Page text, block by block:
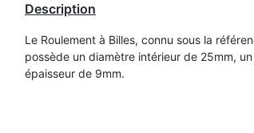
Description
Le Roulement à Billes, connu sous la
possède un diamètre intérieur de 25mm,
épaisseur de 9mm.